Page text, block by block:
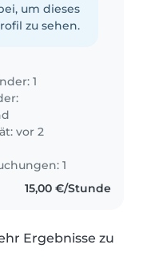
um dieses
zu sehen.
1
vor 2
1
15,00 €/Stunde
Ergebnisse zu